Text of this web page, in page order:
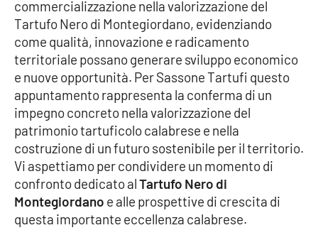
LaC TV
LaC Network
LaC OnAir
EDIZIONI
LOCALI
Catanzaro
Crotone
commercializzazione nella valorizzazione del
Tartufo Nero di Montegiordano, evidenziando
come qualità, innovazione e radicamento
territoriale possano generare sviluppo economico
e nuove opportunità. Per Sassone Tartufi questo
appuntamento rappresenta la conferma di un
impegno concreto nella valorizzazione del
patrimonio tartuficolo calabrese e nella
costruzione di un futuro sostenibile per il territorio.
Vi aspettiamo per condividere un momento di
confronto dedicato alTartufo Nero di
Montegiordano e alle prospettive di crescita di
questa importante eccellenza calabrese.